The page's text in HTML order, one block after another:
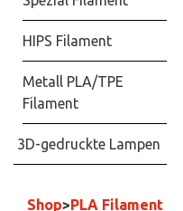
HIPS Filament
Metall PLA/TPE
Filament
3D-gedruckte Lampen
Shop>PLA Filament